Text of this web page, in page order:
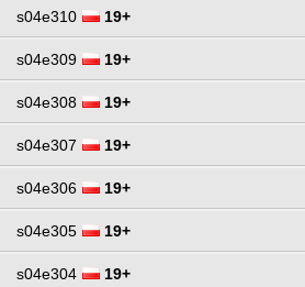
s04e310 19+
s04e309 19+
s04e308 19+
s04e307 19+
s04e306 19+
s04e305 19+
s04e304 19+